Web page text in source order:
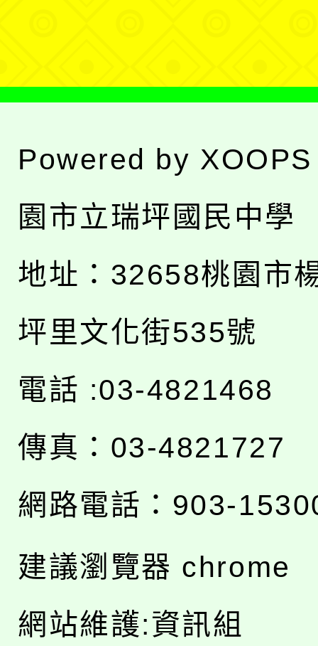
Powered by XOOPS
園市立瑞坪國民中學
地址： 32658桃園市
坪里文化街535號
電話 :03-4821468
傳真：03-4821727
網路電話：903-
建議瀏覽器 chrome
網站維護:資訊組